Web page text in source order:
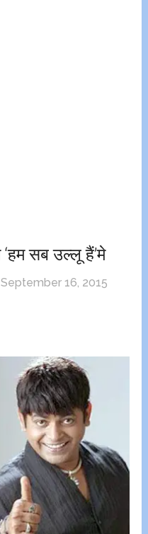
सब उल्लू हैं’मे
September 16, 2015